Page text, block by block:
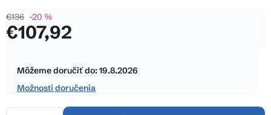
5
hviezdičiek.
€136 –20 %
€107,92
cena:
Môžeme doručiť do:19.8.2026
Možnosti doručenia